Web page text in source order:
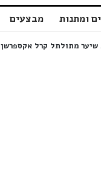
ומתנות מבצעים